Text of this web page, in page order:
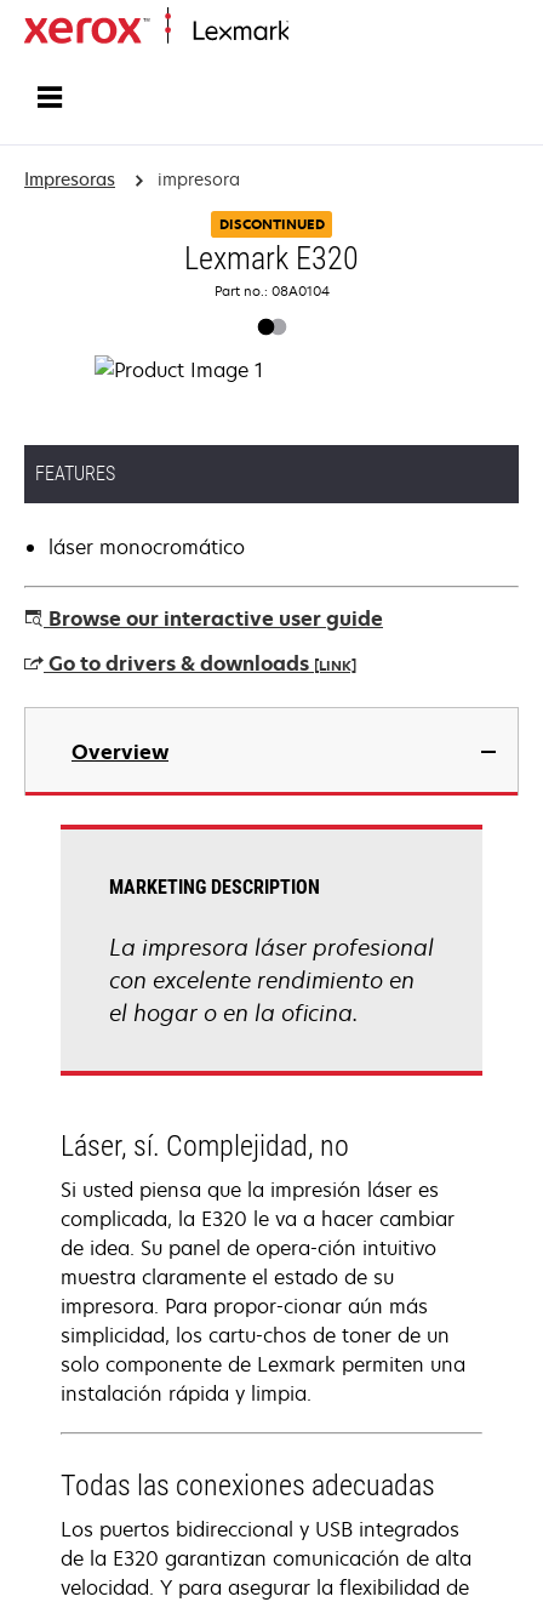
Impresoras impresora
DISCONTINUED
Lexmark E320
Part no.: 08A0104
FEATURES
láser monocromático
Browse our interactive user guide
Go to drivers & downloads [LINK]
opens
new
Overview
MARKETING DESCRIPTION
La impresora láser profesional
con excelente rendimiento en
el hogar o en la oficina.
Láser, sí. Complejidad, no
Si usted piensa que la impresión láser es
complicada, la E320 le va a hacer cambiar
de idea. Su panel de opera-ción intuitivo
muestra claramente el estado de su
impresora. Para propor-cionar aún más
simplicidad, los cartu-chos de toner de un
solo componente de Lexmark permiten una
instalación rápida y limpia.
Todas las conexiones adecuadas
Los puertos bidireccional y USB integrados
de la E320 garantizan comunicación de alta
velocidad. Y para asegurar la flexibilidad de